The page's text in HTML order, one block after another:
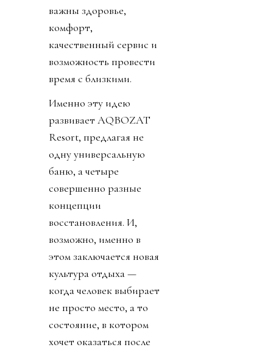
важны здоровье,
комфорт,
качественный сервис и
возможность провести
время с близкими.
Именно эту идею
развивает AQBOZAT
Resort, предлагая не
одну универсальную
баню, а четыре
совершенно разные
концепции
восстановления. И,
возможно, именно в
этом заключается новая
культура отдыха —
когда человек выбирает
не просто место, а то
состояние, в котором
хочет оказаться после